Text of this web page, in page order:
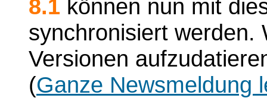
8.1 können nun mit
synchronisiert werden.
Versionen
(Ganze Newsmeldung